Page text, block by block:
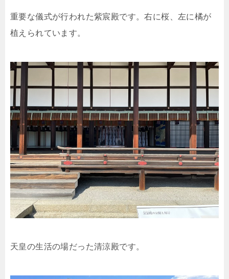
重要な儀式が行われた紫宸殿です。右に桜、左に橘が
植えられています。
天皇の生活の場だった清涼殿です。